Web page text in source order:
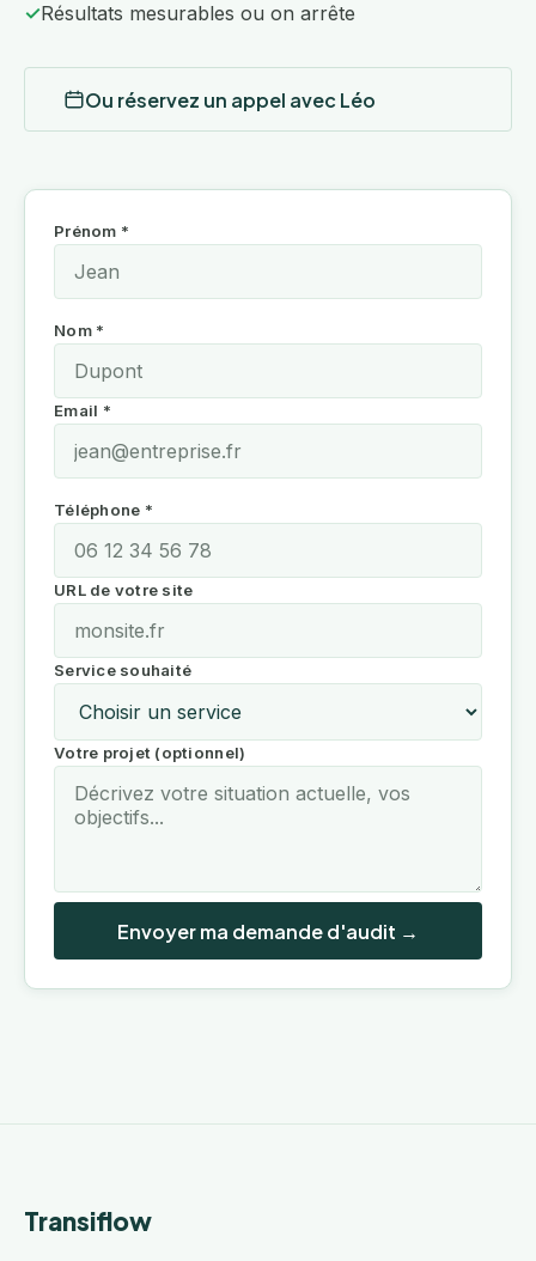
✓Résultats mesurables ou on arrête
Ou réservez un appel avec Léo
Prénom *
Nom *
Email *
Téléphone *
URL de votre site
Service souhaité
Votre projet (optionnel)
Envoyer ma demande d'audit →
Transiflow